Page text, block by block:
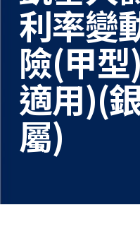
利率變
險(甲
適用)(
屬)